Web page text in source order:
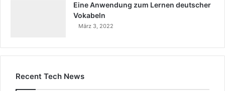
Eine Anwendung zum Lernen deutscher
Vokabeln
März 3, 2022
Recent Tech News